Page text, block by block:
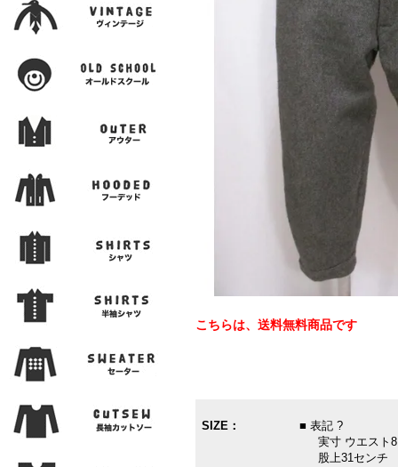
こちらは、送料無料商品です
SIZE：
■ 表記 ?
実寸 ウエスト
股上31センチ